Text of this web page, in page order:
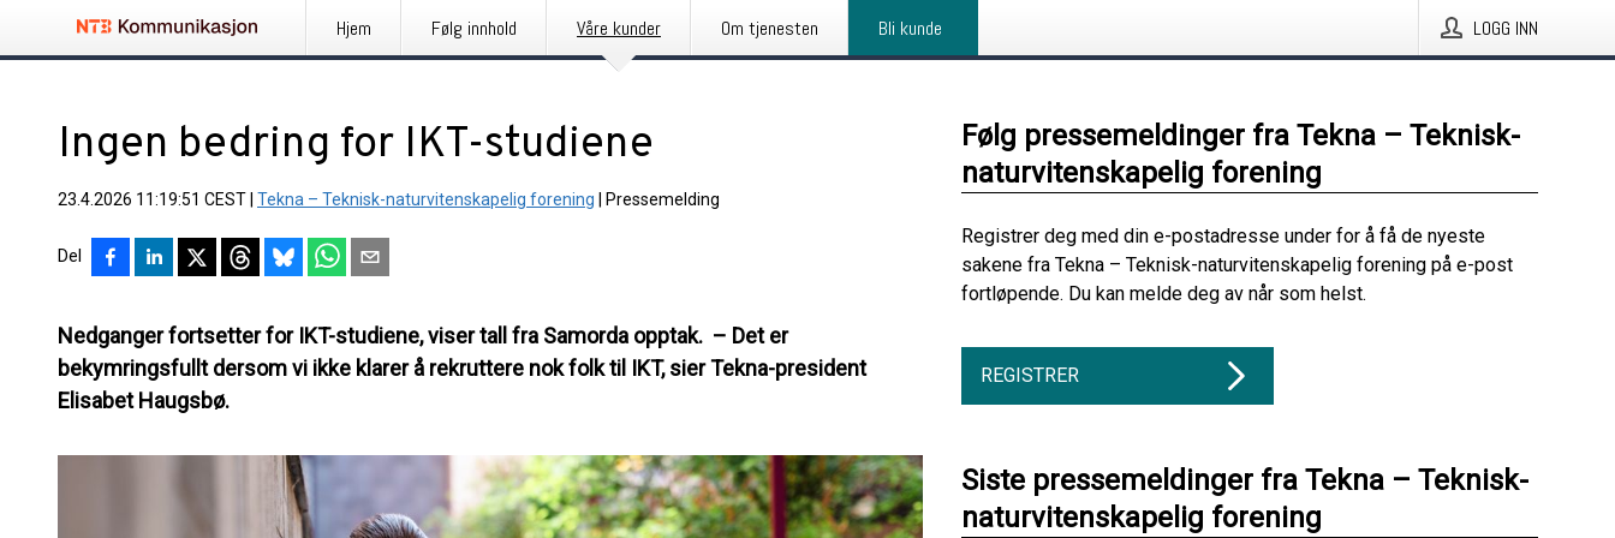
Hjem Følg innhold Våre kunder Om tjenesten Bli kunde LOGG INN
Ingen bedring for IKT-studiene
23.4.2026 11:19:51 CEST Tekna – Teknisk-naturvitenskapelig forening Pressemelding
Del
Nedganger fortsetter for IKT-studiene, viser tall fra Samorda opptak. – Det er
bekymringsfullt dersom vi ikke klarer å rekruttere nok folk til IKT, sier Tekna-president
Elisabet Haugsbø.
Følg pressemeldinger fra Tekna – Teknisk-
naturvitenskapelig forening
Registrer deg med din e-postadresse under for å få de nyeste
sakene fra Tekna – Teknisk-naturvitenskapelig forening på e-post
fortløpende. Du kan melde deg av når som helst.
REGISTRER
Siste pressemeldinger fra Tekna – Teknisk-
naturvitenskapelig forening